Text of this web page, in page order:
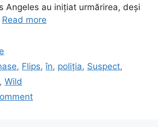
Angeles au inițiat urmărirea, deși
Read more
, Flips,în, poliția, Suspect,
, Wild